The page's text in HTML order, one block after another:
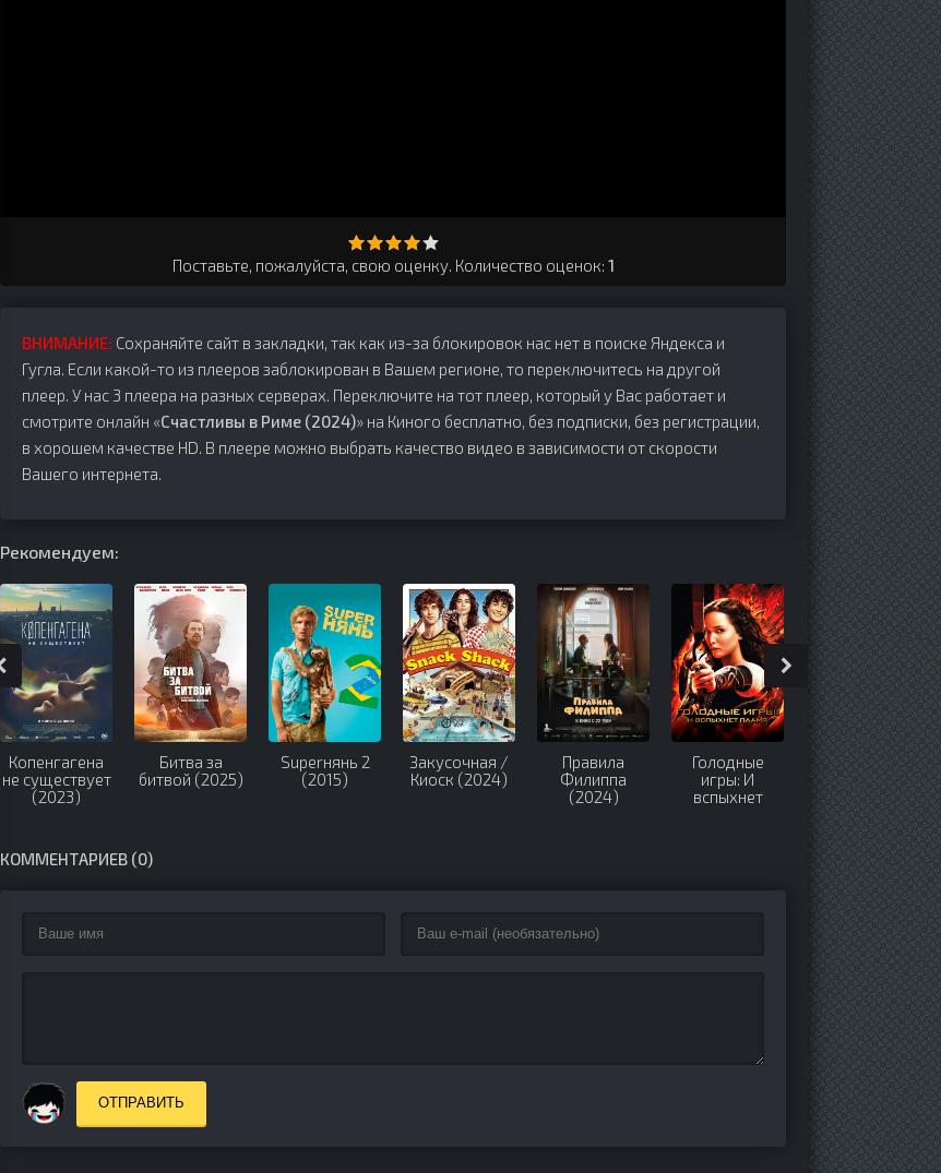
Поставьте, пожалуйста, свою оценку. Количество оценок: 1
ВНИМАНИЕ: Сохраняйте сайт в закладки, так как из-за блокировок нас нет в поиске Яндекса и
Гугла. Если какой-то из плееров заблокирован в Вашем регионе, то переключитесь на другой
плеер. У нас 3 плеера на разных серверах. Переключите на тот плеер, который у Вас работает и
смотрите онлайн «Счастливы в Риме (2024)» на Киного бесплатно, без подписки, без регистрации,
в хорошем качестве HD. В плеере можно выбрать качество видео в зависимости от скорости
Вашего интернета.
Рекомендуем:
Копенгагена
не существует
(2023)
Битва за
битвой (2025)
Superнянь 2
(2015)
Закусочная /
Киоск (2024)
Правила
Филиппа
(2024)
Голодные
игры: И
вспыхнет
В пасти океана
(2021)
КОММЕНТАРИЕВ (0)
ОТПРАВИТЬ